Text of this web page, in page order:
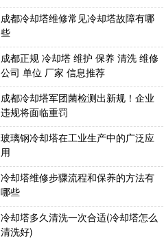
成都冷却塔维修常见冷却塔故障有哪
些
成都正规 冷却塔 维护 保养 清洗 维修
公司 单位 厂家 信息推荐
成都冷却塔军团菌检测出新规！企业
违规将面临重罚
玻璃钢冷却塔在工业生产中的广泛应
用
冷却塔维修步骤流程和保养的方法有
哪些
冷却塔多久清洗一次合适(冷却塔怎么
清洗好)